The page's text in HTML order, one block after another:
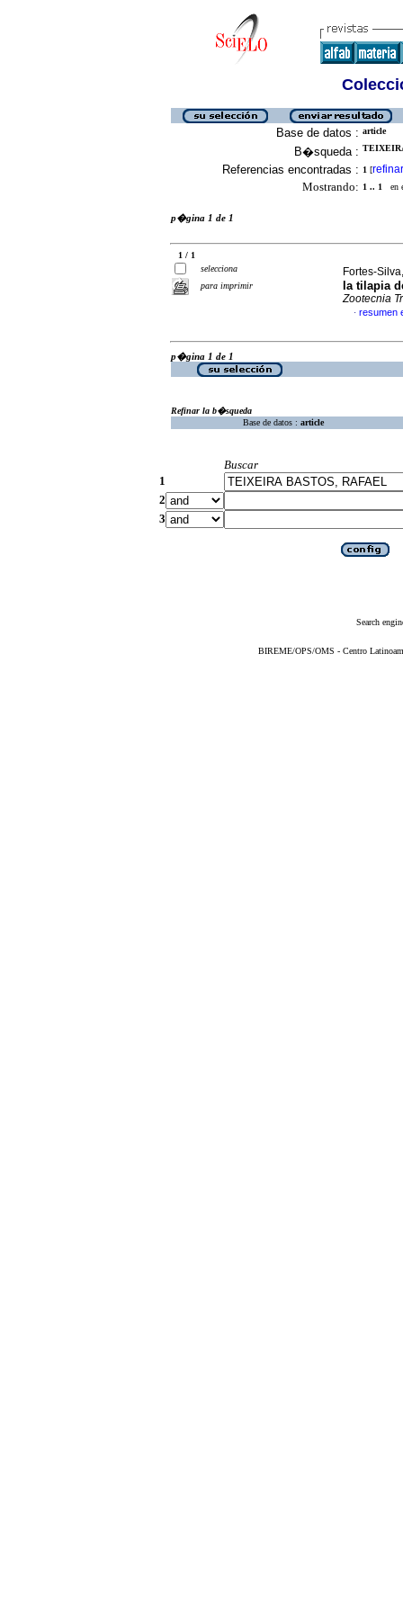
Base de datos : article
B�squeda :
Referencias encontradas : 1 [refinar
Mostrando: 1 .. 1 en
p�gina 1 de 1
1 / 1
selecciona
para imprimir
Fortes-
la tilapia
Zootecnia
· resumen
p�gina 1 de 1
Refinar la b�squeda
Base de datos : article
Buscar
1
2
3
Search
BIREME/OPS/OMS - Centro